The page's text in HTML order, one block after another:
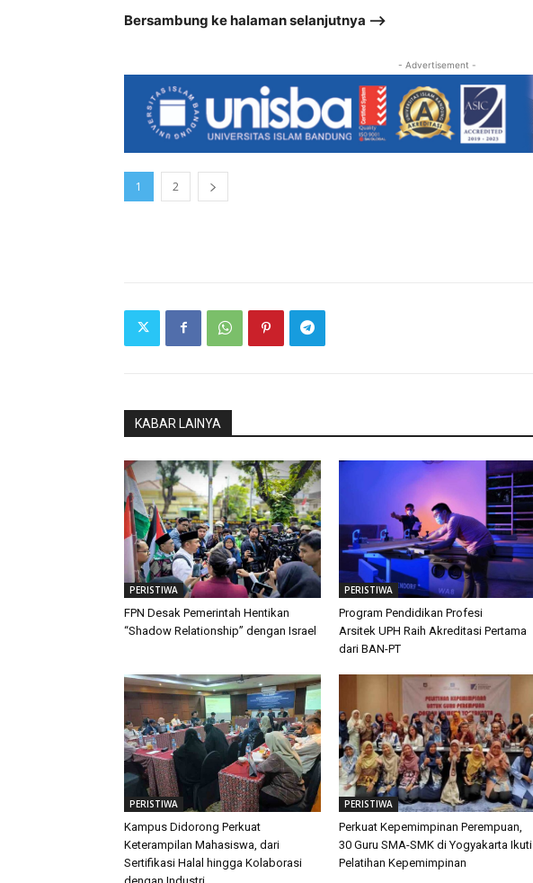
Bersambung ke halaman selanjutnya –>
- Advertisement -
1 2
KABAR LAINYA
PERISTIWA
FPN Desak Pemerintah Hentikan
“Shadow Relationship” dengan Israel
PERISTIWA
Program Pendidikan Profesi
Arsitek UPH Raih Akreditasi Pertama
dari BAN-PT
PERISTIWA
Kampus Didorong Perkuat
Keterampilan Mahasiswa, dari
Sertifikasi Halal hingga Kolaborasi
PERISTIWA
Perkuat Kepemimpinan Perempuan,
30 Guru SMA-SMK di Yogyakarta Ikuti
Pelatihan Kepemimpinan